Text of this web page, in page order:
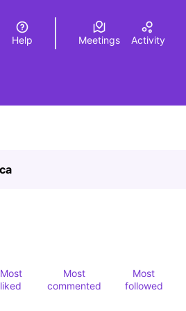
Elegir el idiomaChoose language
Help Meetings Activity
Most
liked
Most
commented
Most
followed